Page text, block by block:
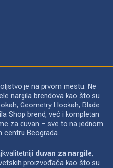
je na prvom mestu. Ne
nargila brendova kao što su
Geometry Hookah, Blade
Shop brend, već i kompletan
za duvan – sve to na jednom
centru Beograda.
duvan za nargile,
proizvođača kao što su